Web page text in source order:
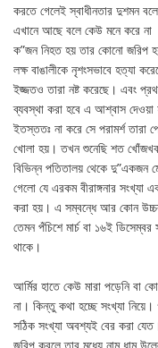
করতে গেলেই স্বাধীনতার দুশমন
এখানে আছে বলে কেউ মনে করে না
ক”জন নিহত হয় তার কোনো জরিপ
লক্ষ বাঙালীকে নৃশংসভাবে হত্যা
ইজ্জতও তারা নষ্ট করেছে। এবং
ব্যবস্থা করা হবে এ আশ্বাস দেওয়া
ইতস্ততঃ না করে সে পরামর্শ তারা
খোলা হয়। তখন শুনেছি শত খোঁজখবর
বিভিন্ন পতিতালয় থেকে দু”একজন
গেলো যে এরকম বীরাঙ্গনার
করা হয়। এ সম্বন্ধে আর কোন
তেমন পঁচিশে মার্চ বা ১৬ই ডিসেম্বর
থাকে।
আর্মির হাতে কেউ মারা পড়েনি বা
না। কিন্তু কথা হচ্ছে সংখ্যা নিয়ে।
সঠিক সংখ্যা অবশ্যই বের করা